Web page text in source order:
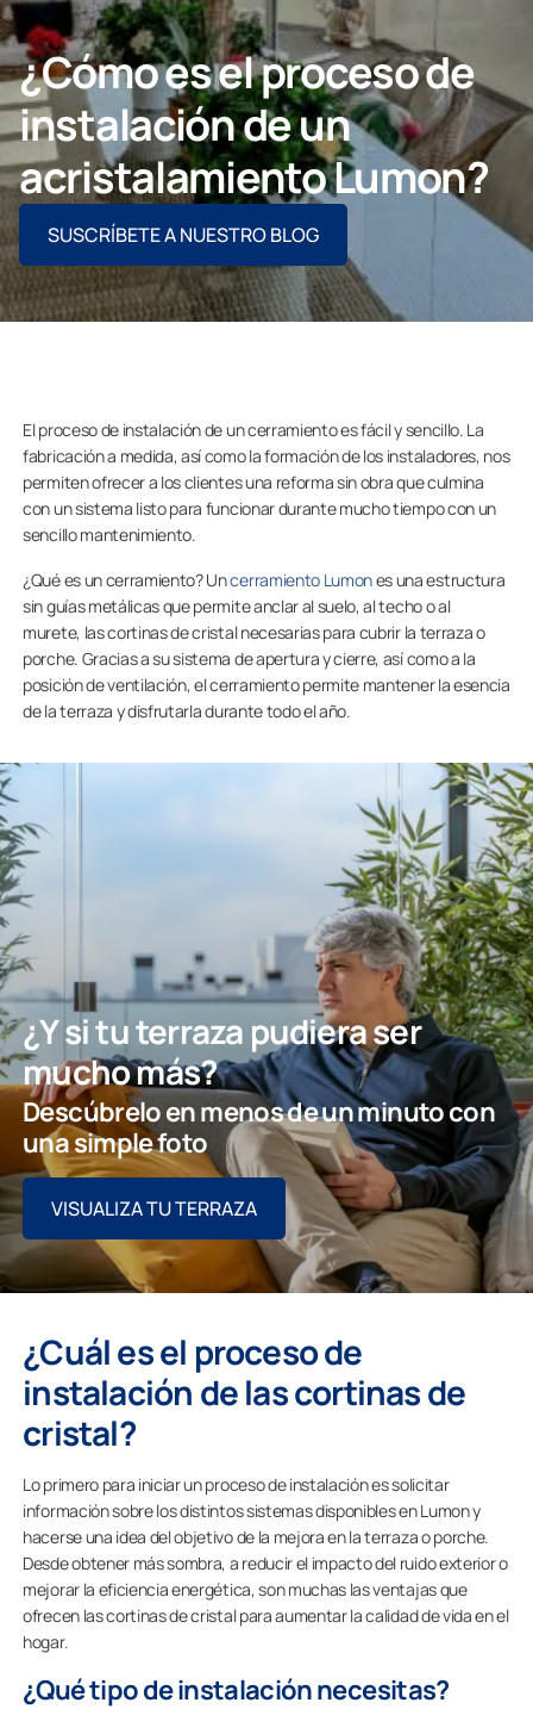
Profesionales
Grupo Lumon
Contacto
PIDE ASESORAMIENTO AQUÍ
¿Cómo es el proceso de
instalación de un
acristalamiento Lumon?
SUSCRÍBETE A NUESTRO BLOG
El proceso de instalación de un cerramiento es fácil y sencillo. La
fabricación a medida, así como la formación de los instaladores, nos
permiten ofrecer a los clientes una reforma sin obra que culmina
con un sistema listo para funcionar durante mucho tiempo con un
sencillo mantenimiento.
¿Qué es un cerramiento? Uncerramiento Lumones una estructura
sin guías metálicas que permite anclar al suelo, al techo o al
murete, las cortinas de cristal necesarias para cubrir la terraza o
porche. Gracias a su sistema de apertura y cierre, así como a la
posición de ventilación, el cerramiento permite mantener la esencia
de la terraza y disfrutarla durante todo el año.
¿Y si tu terraza pudiera ser
mucho más?
Descúbrelo en menos de un minuto con
una simple foto
VISUALIZA TU TERRAZA
¿Cuál es el proceso de
instalación de las cortinas de
cristal?
Lo primero para iniciar un proceso de instalación es solicitar
información sobre los distintos sistemas disponibles en Lumon y
hacerse una idea del objetivo de la mejora en la terraza o porche.
Desde obtener más sombra, a reducir el impacto del ruido exterior o
mejorar la eficiencia energética, son muchas las ventajas que
ofrecen las cortinas de cristal para aumentar la calidad de vida en el
hogar.
¿Qué tipo de instalación necesitas?